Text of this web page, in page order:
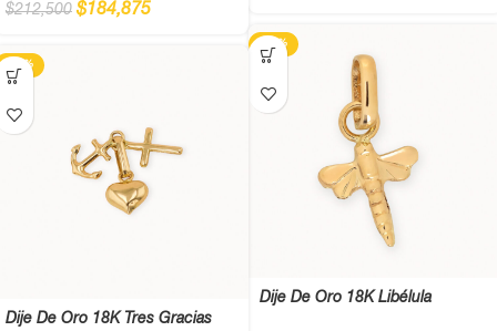
$212,500 $184,875
-13%
Dije De Oro 18K Libélula
-13%
Dije De Oro 18K Tres Gracias